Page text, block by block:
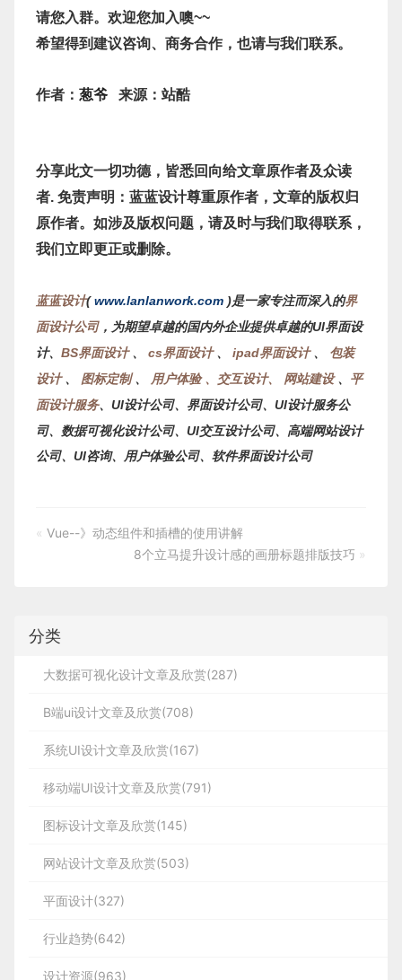
请您入群。欢迎您加入噢~~
希望得到建议咨询、商务合作，也请与我们联系。
作者： 葱爷 来源：站酷
分享此文一切功德，皆悉回向给文章原作者及众读
者. 免责声明：蓝蓝设计尊重原作者，文章的版权归
原作者。如涉及版权问题，请及时与我们取得联系，
我们立即更正或删除。
蓝蓝设计(www.lanlanwork.com )是一家专注而深入的界
面设计公司，为期望卓越的国内外企业提供卓越的UI界面设
计、 BS界面设计、 cs界面设计、 ipad界面设计 、 包装
设计、 图标定制、 用户体验 、交互设计、 网站建设 、 平
面设计服务、 UI设计公司、界面设计公司、UI设计服务公
司、数据可视化设计公司、UI交互设计公司、高端网站设计
公司、UI咨询、用户体验公司、软件界面设计公司
« Vue--》动态组件和插槽的使用讲解
8个立马提升设计感的画册标题排版技巧 »
分类
大数据可视化设计文章及欣赏(287)
B端ui设计文章及欣赏(708)
系统UI设计文章及欣赏(167)
移动端UI设计文章及欣赏(791)
图标设计文章及欣赏(145)
网站设计文章及欣赏(503)
平面设计(327)
行业趋势(642)
设计资源(963)